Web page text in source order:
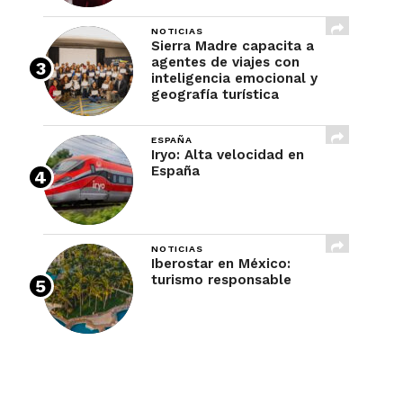
NOTICIAS
Sierra Madre capacita a
agentes de viajes con
inteligencia emocional y
geografía turística
ESPAÑA
Iryo: Alta velocidad en
España
NOTICIAS
Iberostar en México:
turismo responsable